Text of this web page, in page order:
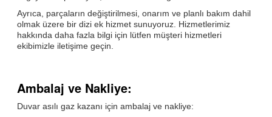
Ayrıca, parçaların değiştirilmesi, onarım ve planlı bakım dahil
olmak üzere bir dizi ek hizmet sunuyoruz. Hizmetlerimiz
hakkında daha fazla bilgi için lütfen müşteri hizmetleri
ekibimizle iletişime geçin.
Ambalaj ve Nakliye:
Duvar asılı gaz kazanı için ambalaj ve nakliye: